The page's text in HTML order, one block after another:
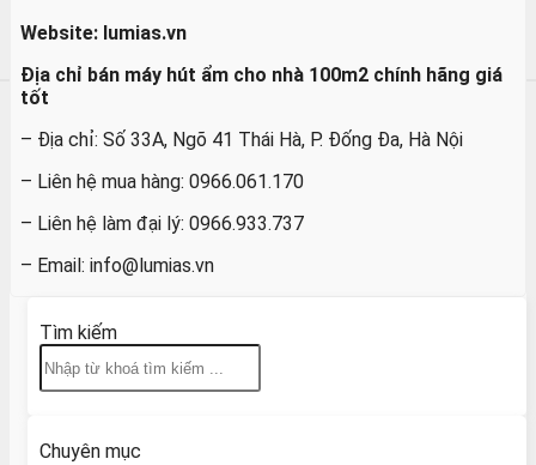
Website: lumias.vn
Địa chỉ bán máy hút ẩm cho nhà 100m2 chính hãng giá
tốt
– Địa chỉ: Số 33A, Ngõ 41 Thái Hà, P. Đống Đa, Hà Nội
– Liên hệ mua hàng: 0966.061.170
– Liên hệ làm đại lý: 0966.933.737
– Email: info@lumias.vn
Tìm kiếm
Chuyên mục